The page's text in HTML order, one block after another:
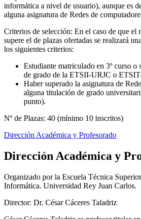
informática a nivel de usuario), aunque es
alguna asignatura de Redes de
Criterios de selección: En el caso de que el
supere el de plazas ofertadas se realizará
los siguientes criterios:
Estudiante matriculado en 3º curso
de grado de la ETSII-URJC o
Haber superado la asignatura de
alguna titulación de grado
punto).
Nº de Plazas: 40 (mínimo 10 inscritos)
Dirección Académica y Profesorado
Dirección Académica y
Organizado por la Escuela Técnica
Informática. Universidad Rey Juan Carlos.
Director: Dr. César Cáceres Taladriz